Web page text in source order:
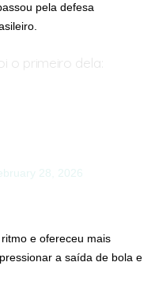
pela defesa
o primeiro dela:
28, 2026
e ofereceu mais
a saída de bola e